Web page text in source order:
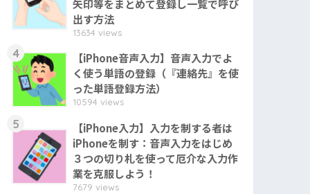
矢印等をまとめて登録し一覧で呼び
出す方法
13634 views
4
【iPhone音声入力】音声入力でよ
く使う単語の登録（『連絡先』を使
った単語登録方法）
10594 views
5
【iPhone入力】入力を制する者は
iPhoneを制す：音声入力をはじめ
３つの切り札を使って厄介な入力作
業を克服しよう！
7679 views